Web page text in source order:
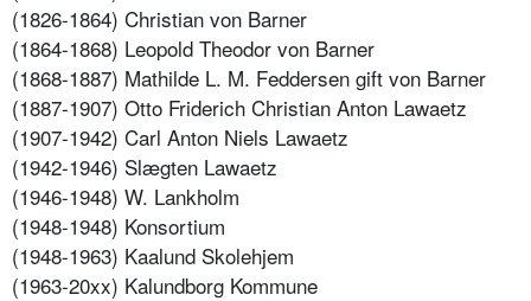
(1826-1864) Christian von Barner
(1864-1868) Leopold Theodor von Barner
(1868-1887) Mathilde L. M. Feddersen gift von Barner
(1887-1907) Otto Friderich Christian Anton Lawaetz
(1907-1942) Carl Anton Niels Lawaetz
(1942-1946) Slægten Lawaetz
(1946-1948) W. Lankholm
(1948-1948) Konsortium
(1948-1963) Kaalund Skolehjem
(1963-20xx) Kalundborg Kommune